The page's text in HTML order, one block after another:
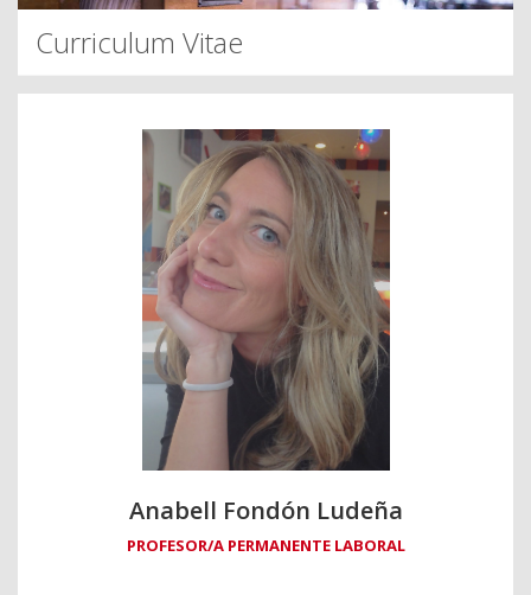
Curriculum Vitae
Anabell Fondón Ludeña
PROFESOR/A PERMANENTE LABORAL